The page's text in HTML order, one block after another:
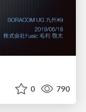
0 790